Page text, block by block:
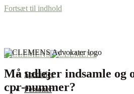
Fortsæt til indhold
Specialer
Personer
Må udlejer indsamle og
cpr-nummer?